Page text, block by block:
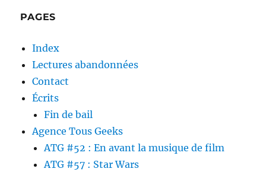
PAGES
Index
Lectures abandonnées
Contact
Écrits
Fin de bail
Agence Tous Geeks
ATG #52 : En avant la musique de film
ATG #57 : Star Wars